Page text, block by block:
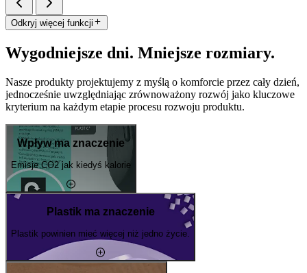
Odkryj więcej funkcji
Wygodniejsze dni. Mniejsze rozmiary.
Nasze produkty projektujemy z myślą o komforcie przez cały dzień,
jednocześnie uwzględniając zrównoważony rozwój jako kluczowe
kryterium na każdym etapie procesu rozwoju produktu.
Wpływ ma znaczenie
Emisje CO2 jak kiedyś kalorie
Plastik ma znaczenie
Plastik powinien mieć więcej niż jedno życie.